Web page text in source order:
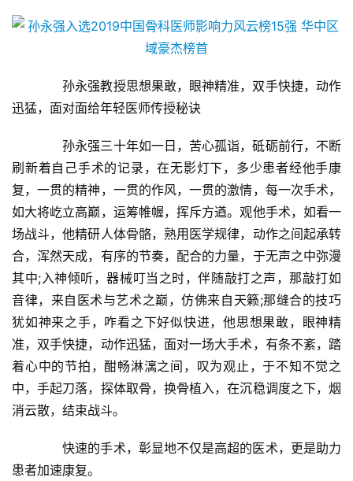
融
网
乐
综
艺
房
产
家
具
母
婴
亲
子
性
孙永强教授思想果敢，眼神精准，双手快捷，动作
迅猛，面对面给年轻医师传授秘诀
孙永强三十年如一日，苦心孤诣，砥砺前行，不断
刷新着自己手术的记录，在无影灯下，多少患者经他手康
复，一贯的精神，一贯的作风，一贯的激情，每一次手术，
如大将屹立高巅，运筹帷幄，挥斥方遒。观他手术，如看一
场战斗，他精研人体骨骼，熟用医学规律，动作之间起承转
合，浑然天成，有序的节奏，配合的力量，于无声之中弥漫
其中;入神倾听，器械叮当之时，伴随敲打之声，那敲打如
音律，来自医术与艺术之巅，仿佛来自天籁;那缝合的技巧
犹如神来之手，咋看之下好似快进，他思想果敢，眼神精
准，双手快捷，动作迅猛，面对一场大手术，有条不紊，踏
着心中的节拍，酣畅淋漓之间，叹为观止，于不知不觉之
中，手起刀落，探体取骨，换骨植入，在沉稳调度之下，烟
消云散，结束战斗。
快速的手术，彰显地不仅是高超的医术，更是助力
患者加速康复。